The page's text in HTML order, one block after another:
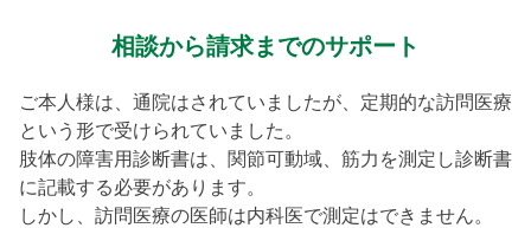
相談から請求までのサポート
ご本人様は、通院はされていましたが、定期的な訪問医療
という形で受けられていました。
肢体の障害用診断書は、関節可動域、筋力を測定し診断書
に記載する必要があります。
しかし、訪問医療の医師は内科医で測定はできません。